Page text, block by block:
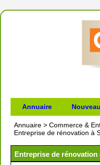
Annuaire
Annuaire > Commerce &
Entreprise de rénovation à
Entreprise de rénovation